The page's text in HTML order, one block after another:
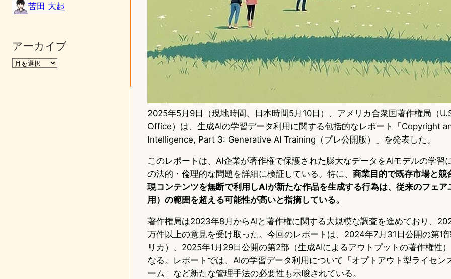
苦田 大起
アーカイブ
2025年5月9日（現地時間、日本時間5月10日）、アメリカ合衆国著作権局（
Office）は、生成AIの学習データ利用に関する包括的なレポート「Copyright
Intelligence, Part 3: Generative AI Training（プレ公開版）」を発表した。
このレポートは、AI企業が著作権で保護された膨大なデータをAIモデルの学習
の法的・倫理的な問題を詳細に検証している。特に、 商業目的で既存市場と競
現コンテンツを無断で利用しAIが新たな作品を生成する行為は、従来のフェア
用）の範囲を超える可能性が高いと指摘している。
著作権局は2023年8月からAIと著作権に関する大規模な調査を進めており、
万件以上の意見を受け取った。今回のレポートは、2024年7月31日公開の第1
リカ）、2025年1月29日公開の第2部（生成AIによるアウトプットの著作権性
なる。レポートでは、AIの学習データ利用について「オプトアウト型ライセン
ーム」など新たな管理手法の必要性も示唆されている。